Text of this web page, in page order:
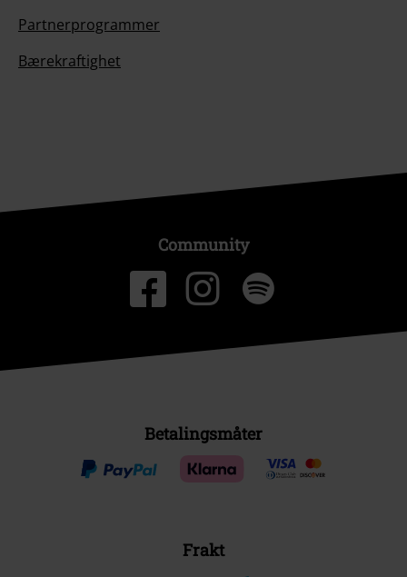
Partnerprogrammer
Bærekraftighet
Community
Betalingsmåter
Frakt